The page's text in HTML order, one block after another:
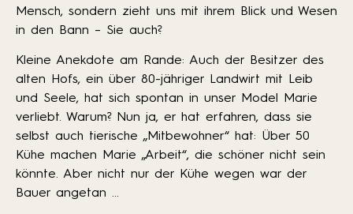
Mensch, sondern zieht uns mit ihrem Blick und Wesen
in den Bann – Sie auch?
Kleine Anekdote am Rande: Auch der Besitzer des
alten Hofs, ein über 80-jähriger Landwirt mit Leib
und Seele, hat sich spontan in unser Model Marie
verliebt. Warum? Nun ja, er hat erfahren, dass sie
selbst auch tierische „Mitbewohner“ hat: Über 50
Kühe machen Marie „Arbeit“, die schöner nicht sein
könnte. Aber nicht nur der Kühe wegen war der
Bauer angetan …